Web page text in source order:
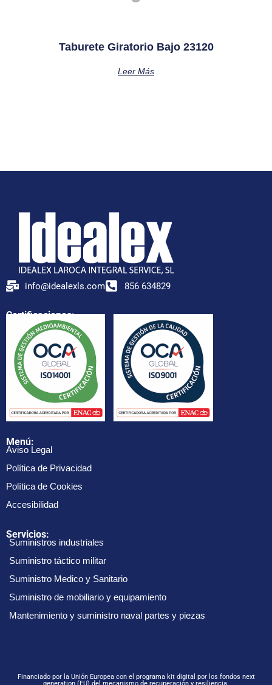
Taburete Giratorio Bajo 23120
Leer Más
info@idealexls.com 856 634829
Certificaciones:
Menú:
Aviso Legal
Política de Privacidad
Política de Cookies
Accesibilidad
Servicios:
Suministros industriales
Suministro táctico militar
Suministro Medico y Sanitario
Suministro de mobiliario y equipamiento
Mantenimiento y suministro naval partes y piezas
Financiado por la Unión Europea con el programa kit digital por los fondos next